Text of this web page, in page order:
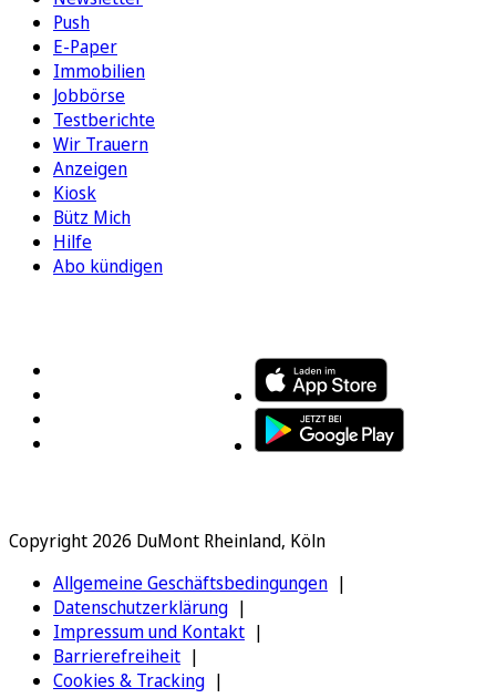
Push
E-Paper
Immobilien
Jobbörse
Testberichte
Wir Trauern
Anzeigen
Kiosk
Bütz Mich
Hilfe
Abo kündigen
Copyright 2026 DuMont Rheinland, Köln
Allgemeine Geschäftsbedingungen
Datenschutzerklärung
Impressum und Kontakt
Barrierefreiheit
Cookies & Tracking